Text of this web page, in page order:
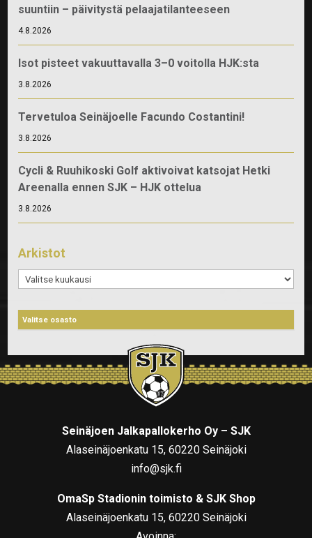
suuntiin – päivitystä pelaajatilanteeseen
4.8.2026
Isot pisteet vakuuttavalla 3–0 voitolla HJK:sta
3.8.2026
Tervetuloa Seinäjoelle Facundo Costantini!
3.8.2026
Cycli & Ruuhikoski Golf aktivoivat katsojat Hetki
Areenalla ennen SJK – HJK ottelua
3.8.2026
Arkistot
Arkistot
Seinäjoen Jalkapallokerho Oy – SJK
Alaseinäjoenkatu 15, 60220 Seinäjoki
info@sjk.fi
OmaSp Stadionin toimisto & SJK Shop
Alaseinäjoenkatu 15, 60220 Seinäjoki